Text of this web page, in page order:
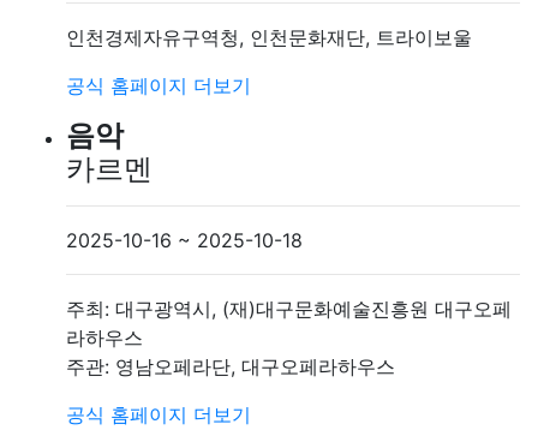
인천경제자유구역청, 인천문화재단, 트라이보울
공식 홈페이지 더보기
음악
카르멘
2025-10-16 ~ 2025-10-18
주최: 대구광역시, (재)대구문화예술진흥원 대구오페
라하우스
주관: 영남오페라단, 대구오페라하우스
공식 홈페이지 더보기